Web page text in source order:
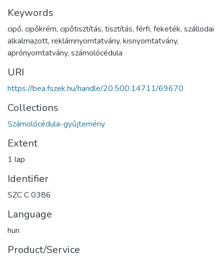
Keywords
cipő, cipőkrém, cipőtisztítás, tisztítás, férfi, feketék, szállodai
alkalmazott, reklámnyomtatvány, kisnyomtatvány,
aprónyomtatvány, számolócédula
URI
https://bea.fszek.hu/handle/20.500.14711/69670
Collections
Számolócédula-gyűjtemény
Extent
1 lap
Identifier
SZC C 0386
Language
hun
Product/Service